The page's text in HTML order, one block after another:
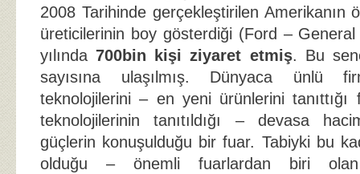
2008 Tarihinde gerçekleştirilen Amerikanın
üreticilerinin boy gösterdiği (Ford –
yılında700bin kişi ziyaret etmiş. Bu
sayısına ulaşılmış. Dünyaca ünlü
teknolojilerini – en yeni ürünlerini
teknolojilerinin tanıtıldığı – devasa
güçlerin konuşulduğu bir fuar. Tabiyki bu
olduğu – önemli fuarlardan biri olan